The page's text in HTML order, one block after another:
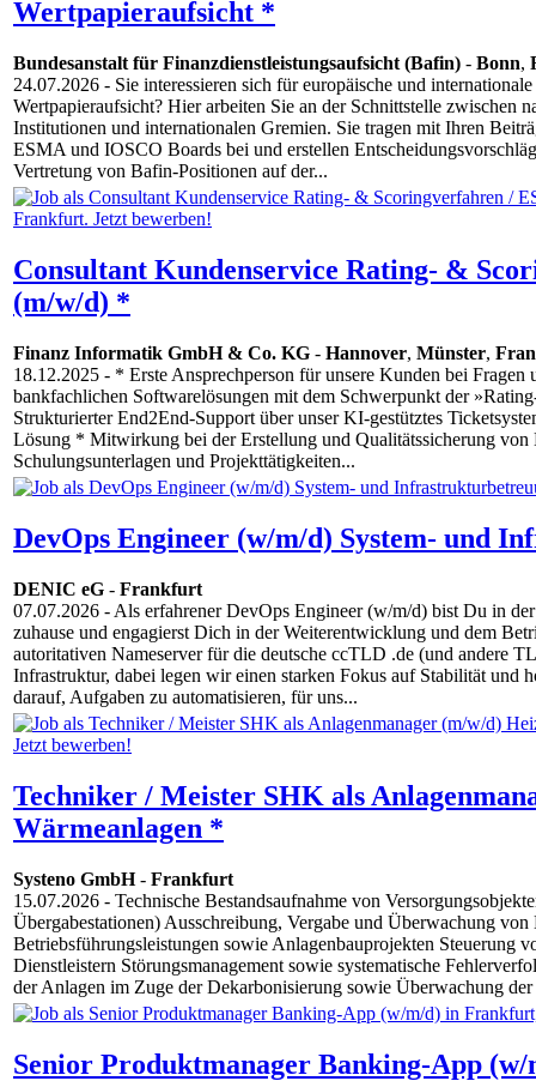
Wertpapieraufsicht *
Bundesanstalt für Finanzdienstleistungsaufsicht (Bafin) - Bonn,
24.07.2026 - Sie interessieren sich für europäische und
Wertpapieraufsicht? Hier arbeiten Sie an der Schnittstelle zwischen
Institutionen und internationalen Gremien. Sie tragen mit Ihren
ESMA und IOSCO Boards bei und erstellen
Vertretung von Bafin-Positionen auf der...
Consultant Kundenservice Rating- &
(m/w/d) *
Finanz Informatik GmbH & Co. KG - Hannover, Münster,
18.12.2025 - * Erste Ansprechperson für unsere Kunden bei Fragen
bankfachlichen Softwarelösungen mit dem Schwerpunkt der
Strukturierter End2End-Support über unser KI-gestütztes
Lösung * Mitwirkung bei der Erstellung und Qualitätssicherung von
Schulungsunterlagen und Projekttätigkeiten...
DevOps Engineer (w/m/d) System- und
DENIC eG - Frankfurt
07.07.2026 - Als erfahrener DevOps Engineer (w/m/d) bist Du in
zuhause und engagierst Dich in der Weiterentwicklung und dem
autoritativen Nameserver für die deutsche ccTLD .de (und andere
Infrastruktur, dabei legen wir einen starken Fokus auf Stabilität und
darauf, Aufgaben zu automatisieren, für uns...
Techniker / Meister SHK als
Wärmeanlagen *
Systeno GmbH- Frankfurt
15.07.2026 - Technische Bestandsaufnahme von
Übergabestationen) Ausschreibung, Vergabe und Überwachung von
Betriebsführungsleistungen sowie Anlagenbauprojekten Steuerung
Dienstleistern Störungsmanagement sowie systematische
der Anlagen im Zuge der Dekarbonisierung sowie Überwachung
Senior Produktmanager Banking-App